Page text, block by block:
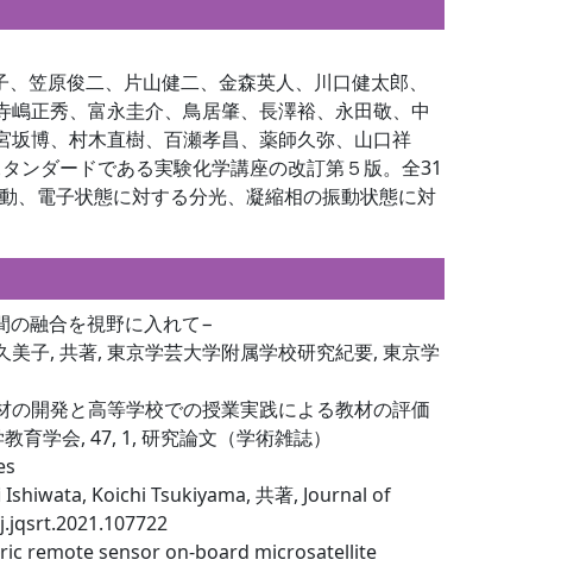
笠原俊二、片山健二、金森英人、川口健太郎、
正秀、富永圭介、鳥居肇、長澤裕、永田敬、中
博、村木直樹、百瀬孝昌、薬師久弥、山口祥
ンダードである実験化学講座の改訂第５版。全31
、電子状態に対する分光、凝縮相の振動状態に対
の融合を視野に入れて−
子, 共著, 東京学芸大学附属学校研究紀要, 東京学
開発と高等学校での授業実践による教材の評価
育学会, 47, 1, 研究論文（学術雑誌）
Koichi Tsukiyama, 共著, Journal of
remote sensor on-board microsatellite